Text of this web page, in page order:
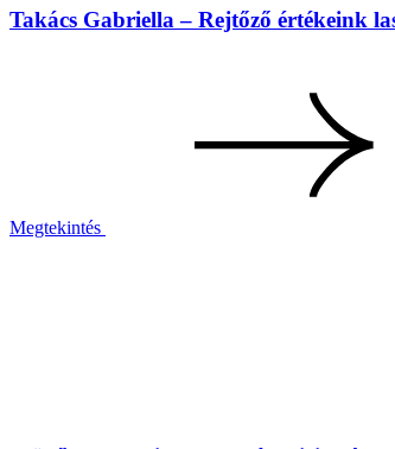
Takács Gabriella – Rejtőző értékeink
Megtekintés